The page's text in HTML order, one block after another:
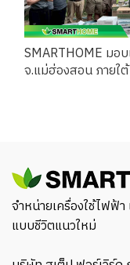
SMARTHOME มอ
จ.แม่ฮ่องสอน ภายใ
จำหน่ายเครื่องใช้ไฟฟ้
แบบชีวิตแนวใหม่